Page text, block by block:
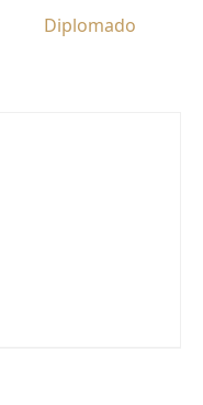
Diplomado